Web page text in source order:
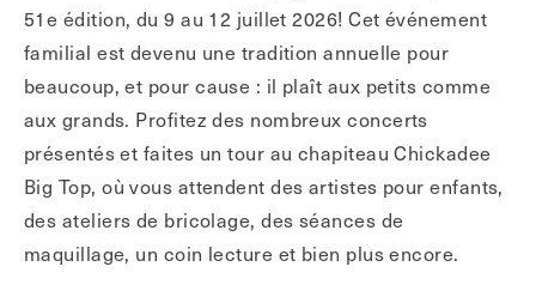
51e édition, du 9 au 12 juillet 2026! Cet événement
familial est devenu une tradition annuelle pour
beaucoup, et pour cause : il plaît aux petits comme
aux grands. Profitez des nombreux concerts
présentés et faites un tour au chapiteau Chickadee
Big Top, où vous attendent des artistes pour enfants,
des ateliers de bricolage, des séances de
maquillage, un coin lecture et bien plus encore.